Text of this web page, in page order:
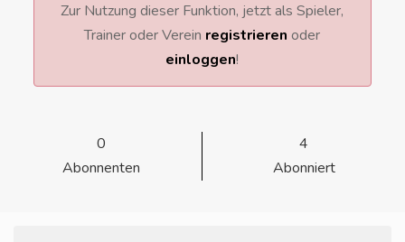
Zur Nutzung dieser Funktion, jetzt als Spieler,
Trainer oder Verein registrieren oder
einloggen!
0
Abonnenten
4
Abonniert